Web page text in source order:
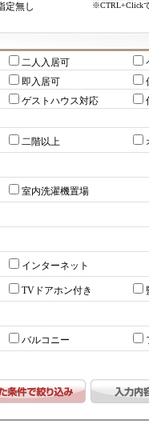
定無し ※CTRL+Click
二人入居可
即入居可
ゲストハウス対応
二階以上
室内洗濯機置場
インターネット
TVドアホン付き
バルコニー